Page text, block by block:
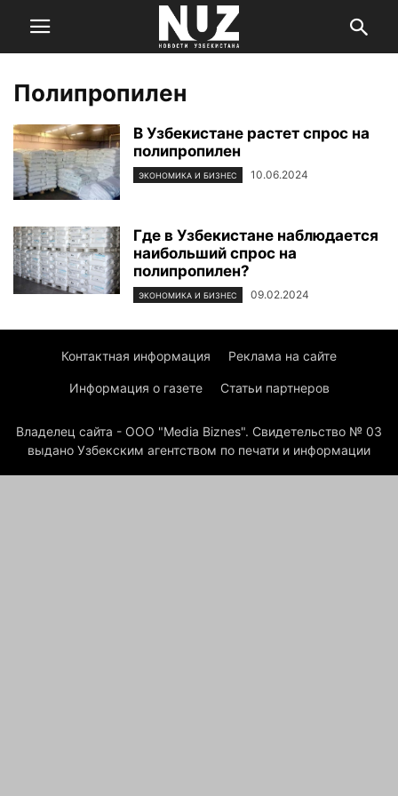
Полипропилен
В Узбекистане растет спрос на
полипропилен
ЭКОНОМИКА И БИЗНЕС 10.06.2024
Где в Узбекистане наблюдается
наибольший спрос на
полипропилен?
ЭКОНОМИКА И БИЗНЕС 09.02.2024
Контактная информация Реклама на сайте
Информация о газете Статьи партнеров
Владелец сайта - ООО "Media Biznes". Свидетельство № 03
выдано Узбекским агентством по печати и информации